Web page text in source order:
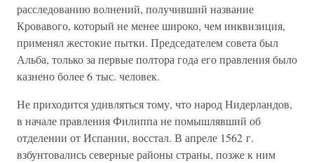
расследованию волнений, получивший название
Кровавого, который не менее широко, чем инквизиция,
применял жестокие пытки. Председателем совета был
Альба, только за первые полтора года его правления было
казнено более 6 тыс. человек.
Не приходится удивляться тому, что народ Нидерландов,
в начале правления Филиппа не помышлявший об
отделении от Испании, восстал. В апреле 1562 г.
взбунтовались северные районы страны, позже к ним